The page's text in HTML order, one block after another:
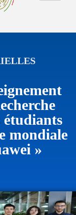
étudiants
mondiale
»